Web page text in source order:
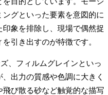
グといった要素を意図的に
象を排除し、現場で偶然捉
引き出すのが特徴です。
、フィルムグレインといっ
出力の質感や色調に大きく
び散る砂など触覚的な描写